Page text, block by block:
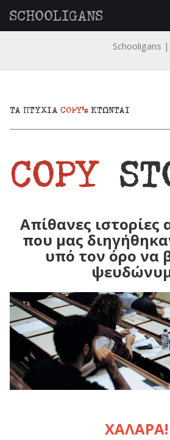
SCHOOLIGANS
Schooligans
ΤΑ ΠΤΥΧΙΑ COPY's ΚΤΩΝΤΑΙ
COPY
Απίθανες ιστορίες
που μας
υπό τον όρο να
ΧΑΛΑΡΑ!